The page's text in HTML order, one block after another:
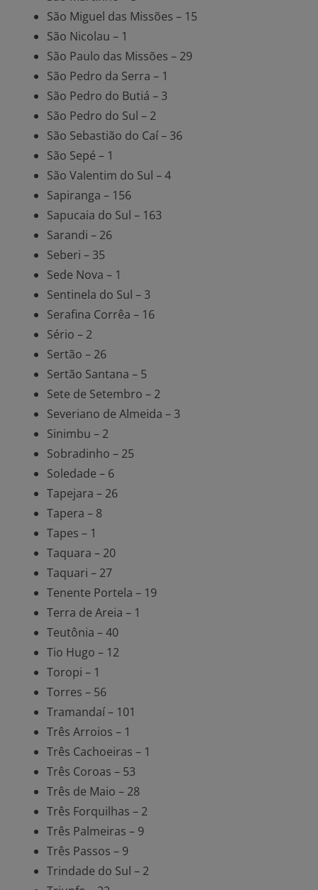
São Miguel das Missões – 15
São Nicolau – 1
São Paulo das Missões – 29
São Pedro da Serra – 1
São Pedro do Butiá – 3
São Pedro do Sul – 2
São Sebastião do Caí – 36
São Sepé – 1
São Valentim do Sul – 4
Sapiranga – 156
Sapucaia do Sul – 163
Sarandi – 26
Seberi – 35
Sede Nova – 1
Sentinela do Sul – 3
Serafina Corrêa – 16
Sério – 2
Sertão – 26
Sertão Santana – 5
Sete de Setembro – 2
Severiano de Almeida – 3
Sinimbu – 2
Sobradinho – 25
Soledade – 6
Tapejara – 26
Tapera – 8
Tapes – 1
Taquara – 20
Taquari – 27
Tenente Portela – 19
Terra de Areia – 1
Teutônia – 40
Tio Hugo – 12
Toropi – 1
Torres – 56
Tramandaí – 101
Três Arroios – 1
Três Cachoeiras – 1
Três Coroas – 53
Três de Maio – 28
Três Forquilhas – 2
Três Palmeiras – 9
Três Passos – 9
Trindade do Sul – 2